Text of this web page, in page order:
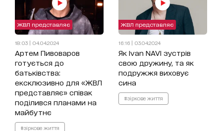
ЖВЛ представляє
18:03 | 04.04.2024
Артем Пивоваров
готується до
батьківства:
ексклюзивно для «ЖВЛ
представляє» співак
поділився планами на
майбутнє
#зіркове життя
ЖВЛ представляє
16:16 | 03.04.2024
Як Ivan NAVI зустрів
свою дружину, та як
подружжя виховує
сина
#зіркове життя